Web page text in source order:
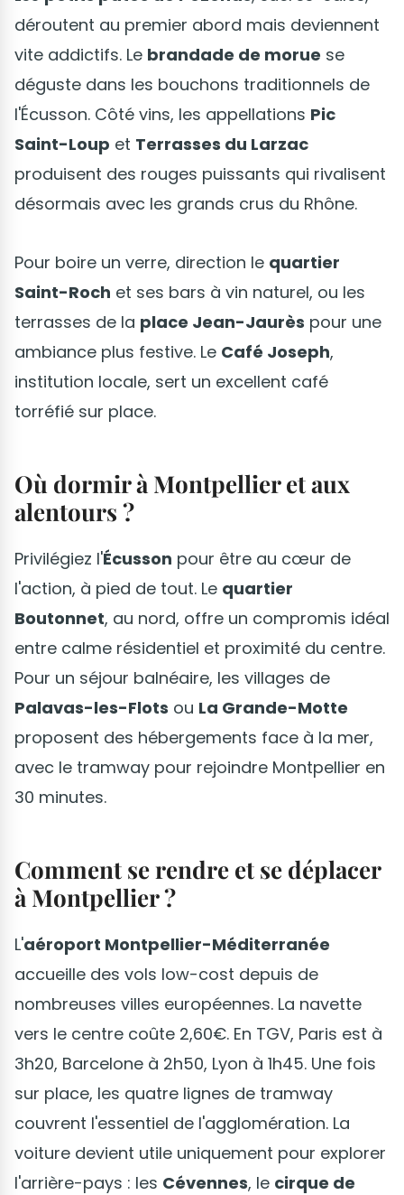
déroutent au premier abord mais deviennent
vite addictifs. Le brandade de morue se
déguste dans les bouchons traditionnels de
l'Écusson. Côté vins, les appellations Pic
Saint-Loup et Terrasses du Larzac
produisent des rouges puissants qui rivalisent
désormais avec les grands crus du Rhône.
Pour boire un verre, direction le quartier
Saint-Roch et ses bars à vin naturel, ou les
terrasses de la place Jean-Jaurès pour une
ambiance plus festive. Le Café Joseph,
institution locale, sert un excellent café
torréfié sur place.
Où dormir à Montpellier et aux
alentours ?
Privilégiez l'Écusson pour être au cœur de
l'action, à pied de tout. Le quartier
Boutonnet, au nord, offre un compromis idéal
entre calme résidentiel et proximité du centre.
Pour un séjour balnéaire, les villages de
Palavas-les-Flots ou La Grande-Motte
proposent des hébergements face à la mer,
avec le tramway pour rejoindre Montpellier en
30 minutes.
Comment se rendre et se déplacer
à Montpellier ?
L'aéroport Montpellier-Méditerranée
accueille des vols low-cost depuis de
nombreuses villes européennes. La navette
vers le centre coûte 2,60€. En TGV, Paris est à
3h20, Barcelone à 2h50, Lyon à 1h45. Une fois
sur place, les quatre lignes de tramway
couvrent l'essentiel de l'agglomération. La
voiture devient utile uniquement pour explorer
l'arrière-pays : les Cévennes, le cirque de